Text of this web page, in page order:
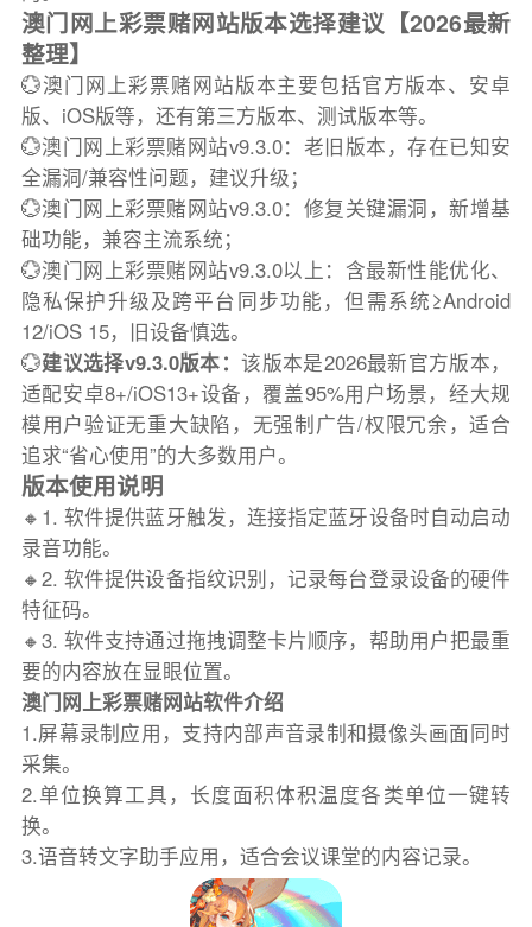
澳门网上彩票赌网站版本选择建议【2026最新
整理】
💮澳门网上彩票赌网站版本主要包括官方版本、安卓
版、iOS版等，还有第三方版本、测试版本等。
💮澳门网上彩票赌网站v9.3.0：老旧版本，存在已知安
全漏洞/兼容性问题，建议升级；
💮澳门网上彩票赌网站v9.3.0：修复关键漏洞，新增基
础功能，兼容主流系统；
💮澳门网上彩票赌网站v9.3.0以上：含最新性能优化、
隐私保护升级及跨平台同步功能，但需系统≥Android
12/iOS 15，旧设备慎选。
💮建议选择v9.3.0版本：该版本是2026最新官方版本，
适配安卓8+/iOS13+设备，覆盖95%用户场景，经大规
模用户验证无重大缺陷，无强制广告/权限冗余，适合
追求“省心使用”的大多数用户。
版本使用说明
🔸1. 软件提供蓝牙触发，连接指定蓝牙设备时自动启动
录音功能。
🔸2. 软件提供设备指纹识别，记录每台登录设备的硬件
特征码。
🔸3. 软件支持通过拖拽调整卡片顺序，帮助用户把最重
要的内容放在显眼位置。
澳门网上彩票赌网站软件介绍
1.屏幕录制应用，支持内部声音录制和摄像头画面同时
采集。
2.单位换算工具，长度面积体积温度各类单位一键转
换。
3.语音转文字助手应用，适合会议课堂的内容记录。